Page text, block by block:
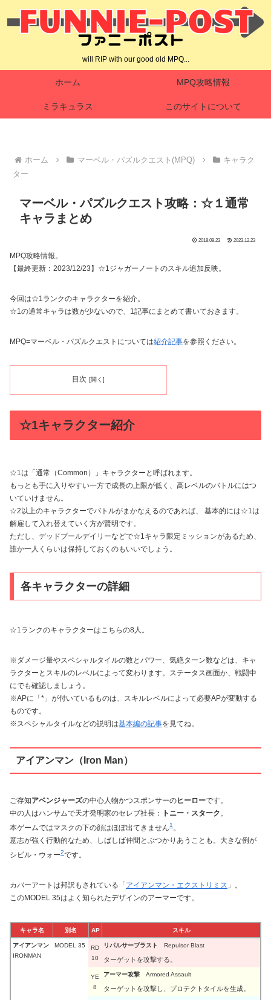
will RIP with our good old MPQ...
ホーム MPQ攻略情報
ミラキュラス このサイトについて
ホーム マーベル・パズルクエスト(MPQ)
キャラク
ター
マーベル・パズルクエスト攻略：☆１通常
キャラまとめ
2018.09.23 2023.12.23
MPQ攻略情報。
【最終更新：2023/12/23】☆1ジャガーノートのスキル追加反映。
今回は☆1ランクのキャラクターを紹介。
☆1の通常キャラは数が少ないので、1記事にまとめて書いておきます。
MPQ=マーベル・パズルクエストについては紹介記事を参照ください。
目次
☆1キャラクター紹介
☆1は「通常（Common）」キャラクターと呼ばれます。
もっとも手に入りやすい一方で成長の上限が低く、高レベルのバトルにはつ
いていけません。
☆2以上のキャラクターでバトルがまかなえるのであれば、 基本的には☆1は
解雇して入れ替えていく方が賢明です。
ただし、デッドプールデイリーなどで☆1キャラ限定ミッションがあるため、
誰か一人くらいは保持しておくのもいいでしょう。
各キャラクターの詳細
☆1ランクのキャラクターはこちらの8人。
※ダメージ量やスペシャルタイルの数とパワー、気絶ターン数などは、キャ
ラクターとスキルのレベルによって変わります。ステータス画面か、戦闘中
にでも確認しましょう。
※APに「*」が付いているものは、スキルレベルによって必要APが変動する
ものです。
※スペシャルタイルなどの説明は基本編の記事を見てね。
アイアンマン（Iron Man）
ご存知アベンジャーズの中心人物かつスポンサーのヒーローです。
中の人はハンサムで天才発明家のセレブ社長：
トニー・スターク。
本ゲームではマスクの下の顔はほぼ出てきません1 。
意志が強く行動的なため、しばしば仲間とぶつかりあうことも。大きな例が
シビル・ウォー2です。
カバーアートは邦訳もされている「 アイアンマン・エクストリミス 」。
このMODEL 35はよく知られたデザインのアーマーです。
キャラ名 別名 AP スキル
アイアンマン
IRONMAN
MODEL 35
RD
10
リパルサーブラスト Repulsor Blast
ターゲットを攻撃する。
YE
8
アーマー攻撃 Armored Assault
ターゲットを攻撃し、プロテクトタイルを生成。